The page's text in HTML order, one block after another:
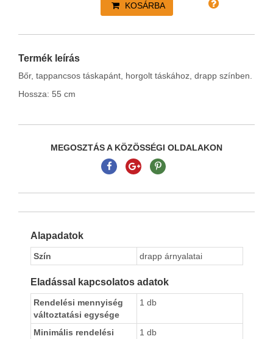
KOSÁRBA
Termék leírás
Bőr, tappancsos táskapánt, horgolt táskához, drapp színben.
Hossza: 55 cm
MEGOSZTÁS A KÖZÖSSÉGI OLDALAKON
Alapadatok
Szín drapp árnyalatai
Eladással kapcsolatos adatok
Rendelési mennyiség
változtatási egysége
1 db
Minimális rendelési
1 db